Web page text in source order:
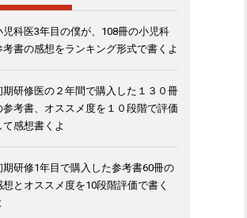
児科医3年目の僕が、108冊の小児科
考書の感想をランキング形式で書くよ
期研修医の２年間で購入した１３０冊
参考書、オススメ度を１０段階で評価
て感想書くよ
期研修1年目で購入した参考書60冊の
想とオススメ度を10段階評価で書く